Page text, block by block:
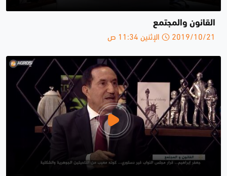
القانون والمجتمع
2019/10/21 الإثنين 11:34 ص